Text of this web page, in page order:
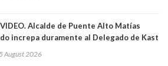
VIDEO. Alcalde de Puente Alto Matías
increpa duramente al Delegado de Kast
nuevamente arrancando"
August 2026